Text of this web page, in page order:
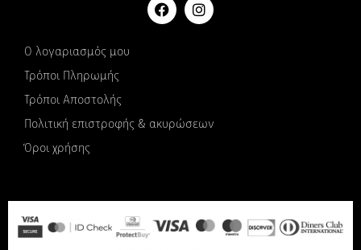
Ο λογαριασμός μου
Τρόποι Πληρωμής
Τρόποι Αποστολής
Πολιτική επιστροφής & ακυρώσεων
Όροι χρήσης